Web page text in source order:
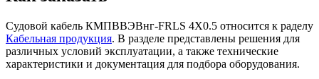
Судовой кабель КМПВВЭВнг-FRLS 4Х0.5 относится к раделу
Кабельная продукция. В разделе представлены решения для
различных условий эксплуатации, а также технические
характеристики и документация для подбора оборудования.